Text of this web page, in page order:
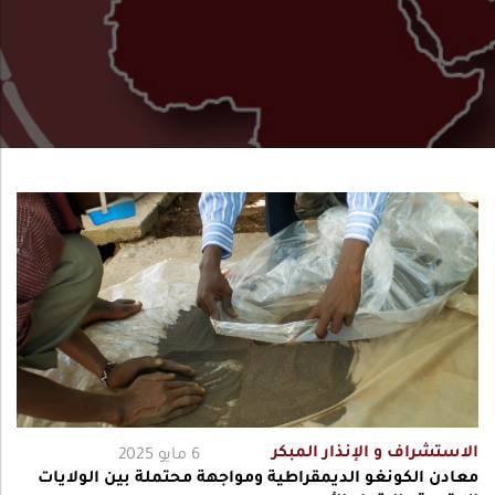
الاستشراف و الإنذار المبكر
6 مايو 2025
معادن الكونغو الديمقراطية ومواجهة محتملة بين الولايات